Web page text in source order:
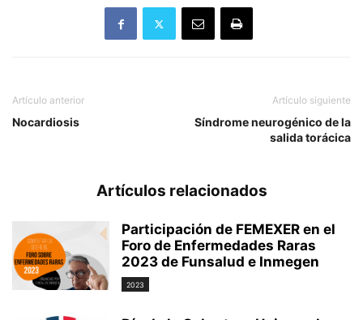
Artículo anterior
Nocardiosis
Artículo siguiente
Síndrome neurogénico de la
salida torácica
Artículos relacionados
Participación de FEMEXER en el
Foro de Enfermedades Raras
2023 de Funsalud e Inmegen
2023